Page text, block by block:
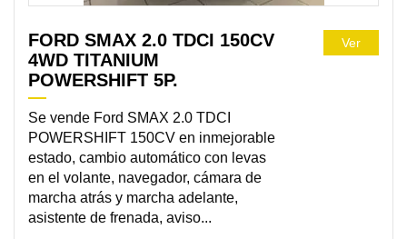
FORD SMAX 2.0 TDCI 150CV
4WD TITANIUM
POWERSHIFT 5P.
Se vende Ford SMAX 2.0 TDCI
POWERSHIFT 150CV en inmejorable
estado, cambio automático con levas
en el volante, navegador, cámara de
marcha atrás y marcha adelante,
asistente de frenada, aviso...
Ver